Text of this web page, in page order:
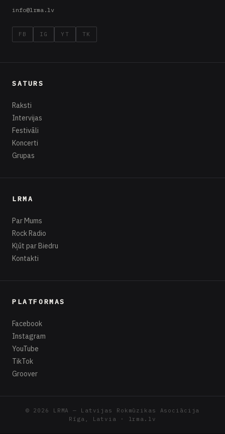
info@lrma.lv
FB IG YT TK
SATURS
Raksti
Intervijas
Festivāli
Koncerti
Grupas
LRMA
Par Mums
Rock Radio
Kļūt par Biedru
Kontakti
PLATFORMAS
Facebook
Instagram
YouTube
TikTok
Groover
© 2026 LRMA — Latvijas Rokmūzikas Asociācija
Rīga, Latvia · lrma.lv